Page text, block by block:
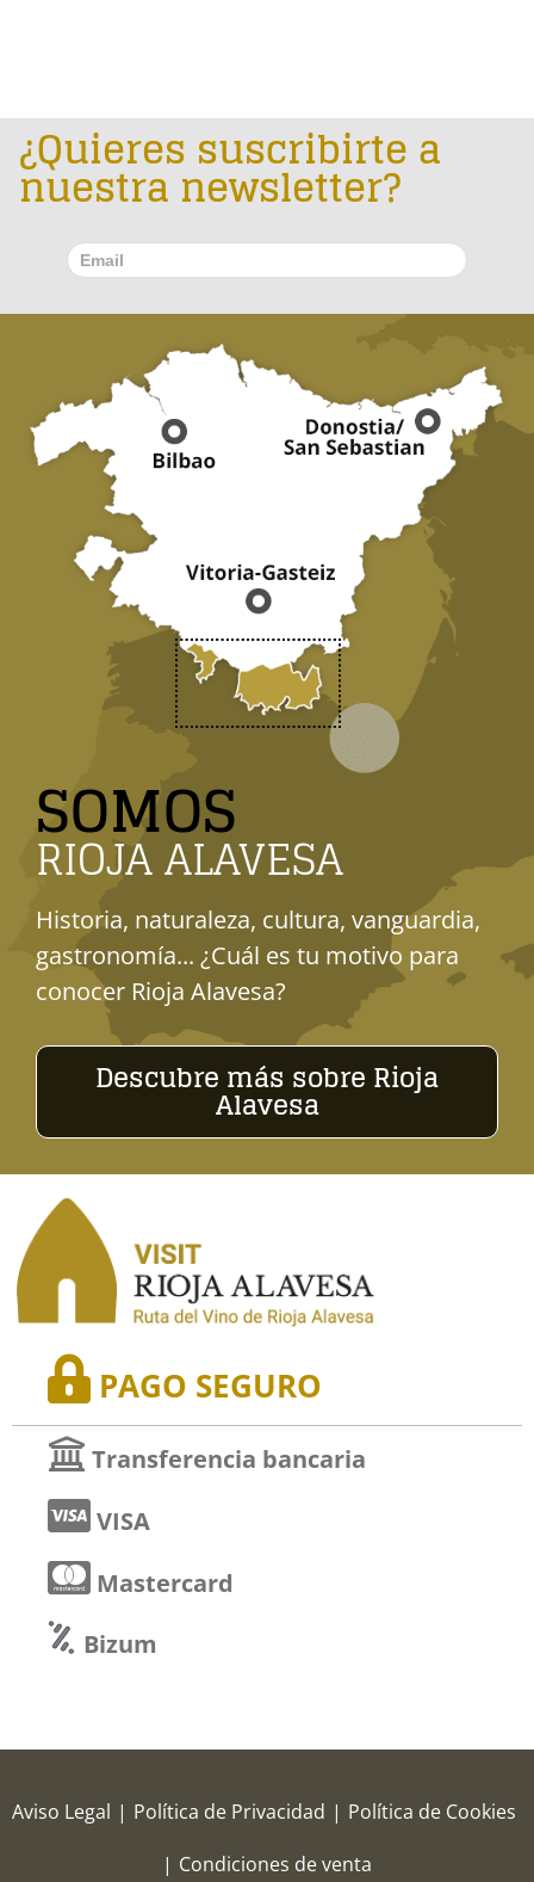
¿Quieres suscribirte a
nuestra newsletter?
SOMOS
RIOJA ALAVESA
Historia, naturaleza, cultura, vanguardia,
gastronomía... ¿Cuál es tu motivo para
conocer Rioja Alavesa?
Descubre más sobre Rioja
Alavesa
PAGO SEGURO
Transferencia bancaria
VISA
Mastercard
Bizum
Aviso Legal | Política de Privacidad | Política de Cookies
| Condiciones de venta